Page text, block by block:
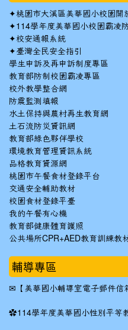
✦桃園市大溪區美華國小校園開
✦114學年度美華國小校園霸凌
✦校安通報系統
✦臺灣全民安全指引
學生申訴及再申訴制度專區
教育部防制校園霸凌專區
校外教學整合網
防震監測填報
水土保持與農村再生教育網
土石流防災資訊網
教育部綠色夥伴學校
環境教育管理資訊系統
品格教育資源網
桃園市午餐食材登錄平台
交通安全輔助教材
校園食材登錄平臺
我的午餐有心機
教育部健康體育護照
公共場所CPR+AED教育訓練教
輔導專區
✉ 【美華國小輔導室電子郵件信
✿114學年度美華國小性別平等